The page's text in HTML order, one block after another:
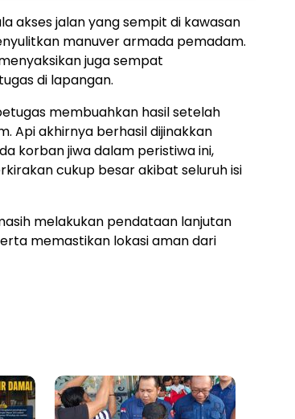
akses jalan yang sempit di kawasan
manuver armada pemadam.
juga sempat
di lapangan.
membuahkan hasil setelah
Api akhirnya berhasil dijinakkan
korban jiwa dalam peristiwa ini,
cukup besar akibat seluruh isi
melakukan pendataan lanjutan
memastikan lokasi aman dari